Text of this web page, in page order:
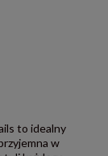
to idealny
w